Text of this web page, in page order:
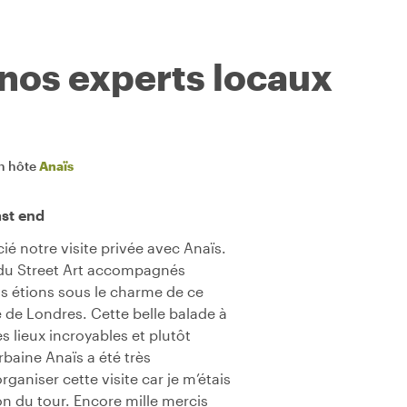
experts locaux
hôteAnaïs
end
notre visite privée avec Anaïs.
Street Art accompagnés
étions sous le charme de ce
Londres. Cette belle balade à
lieux incroyables et plutôt
Anaïs a été très
cette visite car je m’étais
du tour. Encore mille mercis